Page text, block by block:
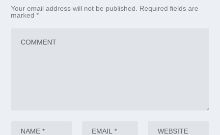
Your email address will not be published.
Required fields are
marked*